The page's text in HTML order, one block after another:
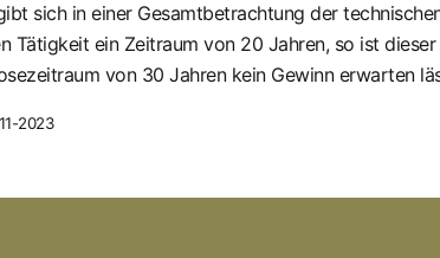
sich in einer Gesamtbetrachtung der
ein Zeitraum von 20 Jahren, so ist
von 30 Jahren kein Gewinn erwarten
2023